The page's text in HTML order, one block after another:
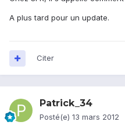
A plus tard pour un update.
Citer
Patrick_34
Posté(e) 13 mars 2012